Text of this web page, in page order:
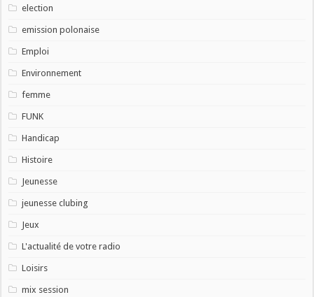
election
emission polonaise
Emploi
Environnement
femme
FUNK
Handicap
Histoire
Jeunesse
jeunesse clubing
Jeux
L'actualité de votre radio
Loisirs
mix session